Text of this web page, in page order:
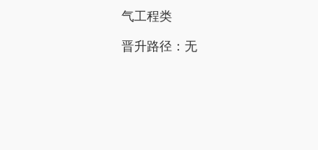
气工程类
晋升路径：无